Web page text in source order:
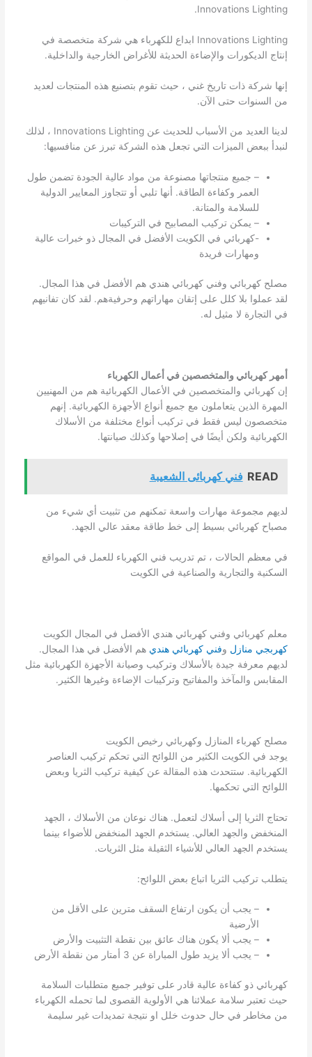
Innovations Lighting.
Innovations Lighting ابداع للكهرباء هي شركة متخصصة في
إنتاج الديكورات والإضاءة الحديثة للأغراض الخارجية والداخلية.
إنها شركة ذات تاريخ غني ، حيث تقوم بتصنيع هذه المنتجات لعديد
من السنوات حتى الآن.
لدينا العديد من الأسباب للحديث عن Innovations Lighting ، لذلك
لنبدأ ببعض الميزات التي تجعل هذه الشركة تبرز عن منافسيها:
– جميع منتجاتها مصنوعة من مواد عالية الجودة تضمن طول
العمر وكفاءة الطاقة. أنها تلبي أو تتجاوز المعايير الدولية
للسلامة والمتانة.
– يمكن تركيب المصابيح في التركيبات
-كهربائي في الكويت الأفضل في المجال ذو خبرات عالية
ومهارات فريدة
مصلح كهربائي وفني كهربائي هندي هم الأفضل في هذا المجال.
لقد عملوا بلا كلل على إتقان مهاراتهم وحرفيةهم. لقد كان تفانيهم
في التجارة لا مثيل له.
أمهر كهربائي والمتخصصين في أعمال الكهرباء
إن كهربائي والمتخصصين في الأعمال الكهربائية هم من المهنيين
المهرة الذين يتعاملون مع جميع أنواع الأجهزة الكهربائية. إنهم
متخصصون ليس فقط في تركيب أنواع مختلفة من الأسلاك
الكهربائية ولكن أيضًا في إصلاحها وكذلك صيانتها.
READ فني كهربائى الشعيبة
لديهم مجموعة مهارات واسعة تمكنهم من تثبيت أي شيء من
مصباح كهربائي بسيط إلى خط طاقة معقد عالي الجهد.
في معظم الحالات ، تم تدريب فني الكهرباء للعمل في المواقع
السكنية والتجارية والصناعية في الكويت
معلم كهربائي وفني كهربائي هندي الأفضل في المجال الكويت
كهربجي منازل وفني كهربائي هندي هم الأفضل في هذا المجال.
لديهم معرفة جيدة بالأسلاك وتركيب وصيانة الأجهزة الكهربائية مثل
المقابس والمآخذ والمفاتيح وتركيبات الإضاءة وغيرها الكثير.
مصلح كهرباء المنازل وكهربائي رخيص الكويت
يوجد في الكويت الكثير من اللوائح التي تحكم تركيب العناصر
الكهربائية. ستتحدث هذه المقالة عن كيفية تركيب الثريا وبعض
اللوائح التي تحكمها.
تحتاج الثريا إلى أسلاك لتعمل. هناك نوعان من الأسلاك ، الجهد
المنخفض والجهد العالي. يستخدم الجهد المنخفض للأضواء بينما
يستخدم الجهد العالي للأشياء الثقيلة مثل الثريات.
يتطلب تركيب الثريا اتباع بعض اللوائح:
– يجب أن يكون ارتفاع السقف مترين على الأقل من
الأرضية
– يجب ألا يكون هناك عائق بين نقطة التثبيت والأرض
– يجب ألا يزيد طول المباراة عن 3 أمتار من نقطة الأرض
كهربائي ذو كفاءة عالية قادر على توفير جميع متطلبات السلامة
حيث تعتبر سلامة عملائنا هي الأولوية القصوى لما تحمله الكهرباء
من مخاطر في حال حدوث خلل او نتيجة تمديدات غير سليمة